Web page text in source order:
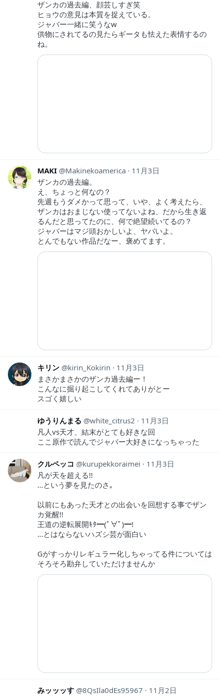
ザンカの過去編、顔芸しすぎ笑
ヒョウの意見は本質を捉えている。
ジャバー一緒に笑うなw
供物にされてるの見たらギータも怯えた表情するの
ね。
MAKI Makinekoamerica
11月3日
ザンカの過去編。
え、ちょっと何なの？
先週もうダメかって思って、いや、よく考えたら、
ザンカはおまじない使ってないよね、だから生き返
るんだと思ってたのに、何で絶望続いてるの？
ジャバーはマジ頭おかしいよ、ヤバいよ。
とんでもない作品だなー、褒めてます。
キリン kirin_Kokirin
11月3日
まさかまさかのザンカ過去編ー！
こんなに掘り起こしてくれてありがとー
スゴく嬉しい
ゆうりんまる white_citrus2
11月3日
凡人vs天才、結末がとても好きな回
ここ原作で読んでジャバー大好きになっちゃった
クルペッコ kurupekkoraimei
11月3日
凡が天を超える!!
...という夢を見たのさ｡
以前にもあった天才との出会いを回想する事でザン
カ覚醒!!
王道の逆転展開ｷﾀ━(ﾟ∀ﾟ)━!
...とはならないハズシ芸が面白い
Gがすっかりレギュラー化しちゃってる件については
そろそろ勘弁していただけませんか
みッッッす 8QsIla0dEs95967
11月2日